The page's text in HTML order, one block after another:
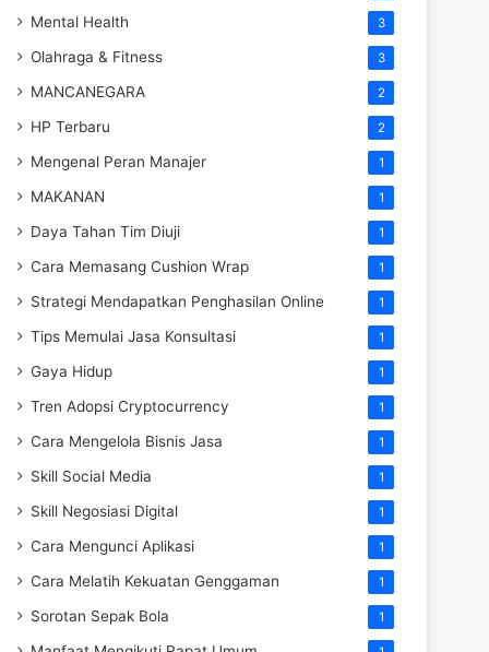
Mental Health 3
Olahraga & Fitness 3
MANCANEGARA 2
HP Terbaru 2
Mengenal Peran Manajer 1
MAKANAN 1
Daya Tahan Tim Diuji 1
Cara Memasang Cushion Wrap 1
Strategi Mendapatkan Penghasilan Online 1
Tips Memulai Jasa Konsultasi 1
Gaya Hidup 1
Tren Adopsi Cryptocurrency 1
Cara Mengelola Bisnis Jasa 1
Skill Social Media 1
Skill Negosiasi Digital 1
Cara Mengunci Aplikasi 1
Cara Melatih Kekuatan Genggaman 1
Sorotan Sepak Bola 1